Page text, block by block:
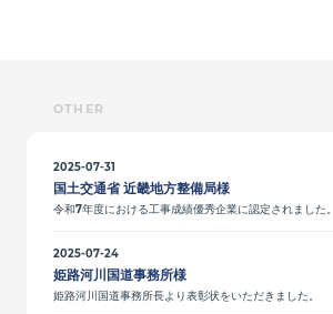
OTHER
2025-07-31
国土交通省 近畿地方整備局様
令和7年度における工事成績優秀企業に認定されました。
2025-07-24
姫路河川国道事務所様
姫路河川国道事務所長より表彰状をいただきました。